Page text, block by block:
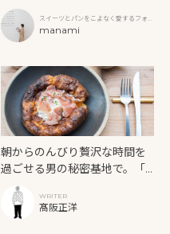
りパンケーキと季節のレアチ
ーズケーキスイーツとパンをこよなく愛するフォト
グラファー
manami
朝からのんびり贅沢な時間を
過ごせる男の秘密基地で。「P
ATH」のパンケーキには、素
材の贅が尽くされていた。
WRITER
髙阪正洋